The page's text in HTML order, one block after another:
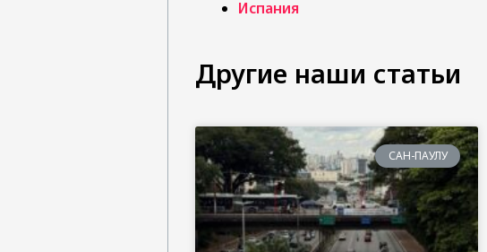
Испания
Другие наши статьи
САН-ПАУЛУ